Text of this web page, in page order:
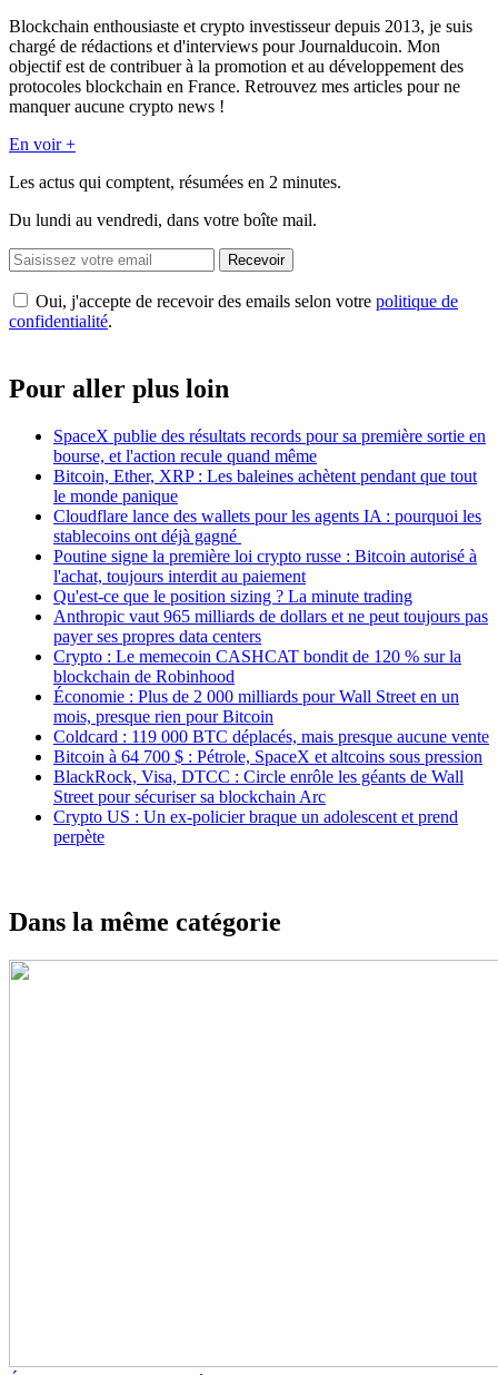
Blockchain enthousiaste et crypto investisseur depuis 2013, je suis
chargé de rédactions et d'interviews pour Journalducoin. Mon
objectif est de contribuer à la promotion et au développement des
protocoles blockchain en France. Retrouvez mes articles pour ne
manquer aucune crypto news !
En voir +
Les actus qui comptent, résumées en 2 minutes.
Du lundi au vendredi, dans votre boîte mail.
Recevoir
Oui, j'accepte de recevoir des emails selon votre politique de
confidentialité.
Pour aller plus loin
SpaceX publie des résultats records pour sa première sortie en
bourse, et l'action recule quand même
Bitcoin, Ether, XRP : Les baleines achètent pendant que tout
le monde panique
Cloudflare lance des wallets pour les agents IA : pourquoi les
stablecoins ont déjà gagné
Poutine signe la première loi crypto russe : Bitcoin autorisé à
l'achat, toujours interdit au paiement
Qu'est-ce que le position sizing ? La minute trading
Anthropic vaut 965 milliards de dollars et ne peut toujours pas
payer ses propres data centers
Crypto : Le memecoin CASHCAT bondit de 120 % sur la
blockchain de Robinhood
Économie : Plus de 2 000 milliards pour Wall Street en un
mois, presque rien pour Bitcoin
Coldcard : 119 000 BTC déplacés, mais presque aucune vente
Bitcoin à 64 700 $ : Pétrole, SpaceX et altcoins sous pression
BlackRock, Visa, DTCC : Circle enrôle les géants de Wall
Street pour sécuriser sa blockchain Arc
Crypto US : Un ex-policier braque un adolescent et prend
perpète
Dans la même catégorie